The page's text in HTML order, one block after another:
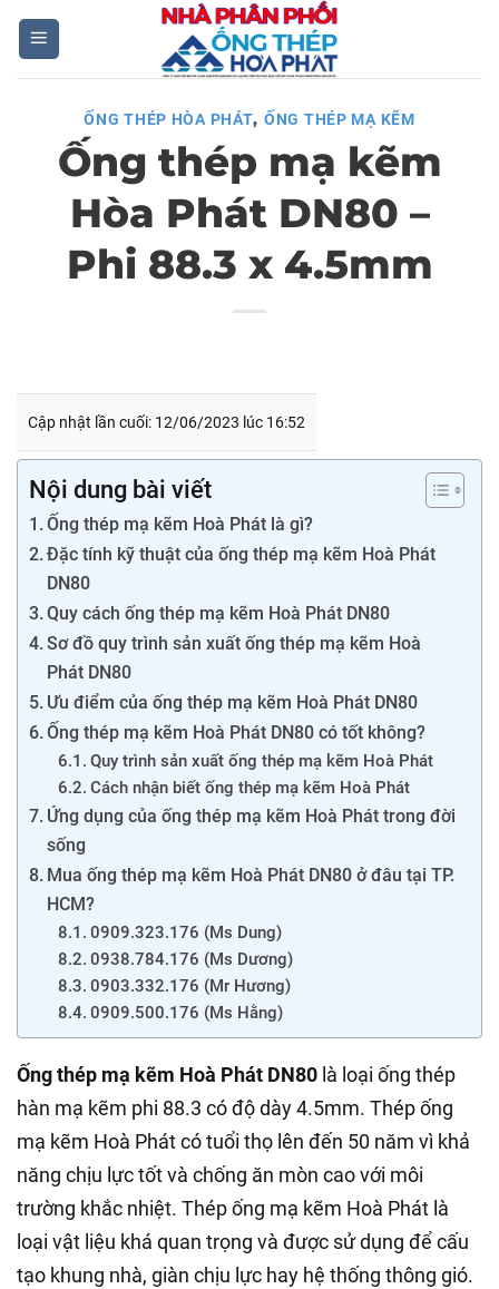
Skip
content
ỐNG THÉP HÒA PHÁT, ỐNG THÉP MẠ KẼM
Ống thép mạ kẽm
Hòa Phát DN80 –
Phi 88.3 x 4.5mm
Cập nhật lần cuối: 12/06/2023 lúc 16:52
Nội dung bài viết
Ống thép mạ kẽm Hoà Phát là gì?
Đặc tính kỹ thuật của ống thép mạ kẽm Hoà Phát
DN80
Quy cách ống thép mạ kẽm Hoà Phát DN80
Sơ đồ quy trình sản xuất ống thép mạ kẽm Hoà
Phát DN80
Ưu điểm của ống thép mạ kẽm Hoà Phát DN80
Ống thép mạ kẽm Hoà Phát DN80 có tốt không?
Quy trình sản xuất ống thép mạ kẽm Hoà Phát
Cách nhận biết ống thép mạ kẽm Hoà Phát
Ứng dụng của ống thép mạ kẽm Hoà Phát trong đời
sống
Mua ống thép mạ kẽm Hoà Phát DN80 ở đâu tại TP.
HCM?
0909.323.176 (Ms Dung)
0938.784.176 (Ms Dương)
0903.332.176 (Mr Hương)
0909.500.176 (Ms Hằng)
Ống thép mạ kẽm Hoà Phát DN80 là loại ống thép
hàn mạ kẽm phi 88.3 có độ dày 4.5mm. Thép ống
mạ kẽm Hoà Phát có tuổi thọ lên đến 50 năm vì khả
năng chịu lực tốt và chống ăn mòn cao với môi
trường khắc nhiệt. Thép ống mạ kẽm Hoà Phát là
loại vật liệu khá quan trọng và được sử dụng để cấu
tạo khung nhà, giàn chịu lực hay hệ thống thông gió.